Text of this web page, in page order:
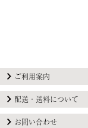
ご利用案内
配送・送料について
お問い合わせ